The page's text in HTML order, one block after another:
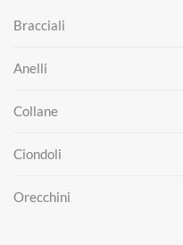
Bracciali
Anelli
Collane
Ciondoli
Orecchini